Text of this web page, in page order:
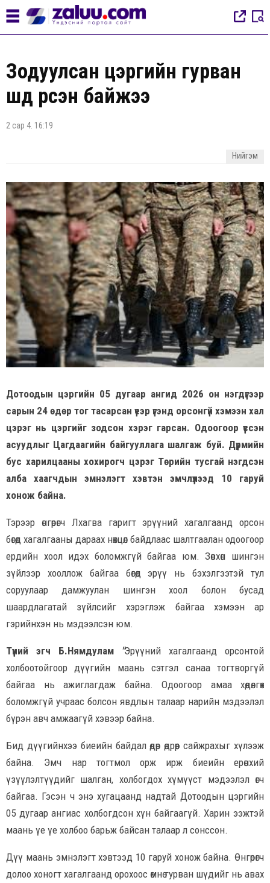
Зодуулсан цэргийн гурван
шүд үүрсэн байжээ
2 сар 4. 16:19
Нийгэм
Дотоодын цэргийн 05 дугаар ангид 2026 он нэгдүгээр
сарын 24 өдөр тог тасарсан үеэр үгэнд орсонгүй хэмээн хал
цэрэг нь цэргийг зодсон хэрэг гарсан. Одоогоор үүссэн
асуудлыг Цагдаагийн байгууллага шалгаж буй. Дүрмийн
бус харилцааны хохирогч цэрэг Төрийн тусгай нэгдсэн
алба хаагчдын эмнэлэгт хэвтэн эмчлүүлээд 10 гаруй
хонож байна.
Тэрээр өнгөрөгч Лхагва гаригт эрүүний хагалгаанд орсон
бөгөөд хагалгааны дараах нөхцөл байдлаас шалтгаалан одоогоор
ердийн хоол идэх боломжгүй байгаа юм. Зөвхөн шингэн
зүйлээр хооллож байгаа бөгөөд эрүү нь бэхэлгээтэй тул
соруулаар дамжуулан шингэн хоол болон бусад
шаардлагатай зүйлсийг хэрэглэж байгаа хэмээн ар
гэрийнхэн нь мэдээлсэн юм.
Түүний эгч Б.Нямдулам"Эрүүний хагалгаанд орсонтой
холбоотойгоор дүүгийн маань сэтгэл санаа тогтворгүй
байгаа нь ажиглагдаж байна. Одоогоор амаа хөдөлгөх
боломжгүй учраас болсон явдлын талаар нарийн мэдээлэл
бүрэн авч амжаагүй хэвээр байна.
Бид дүүгийнхээ биеийн байдал өдөр өдрөөр сайжрахыг хүлээж
байна. Эмч нар тогтмол орж ирж биеийн ерөнхий
үзүүлэлтүүдийг шалган, холбогдох хүмүүст мэдээлэл өгч
байгаа. Гэсэн ч энэ хугацаанд надтай Дотоодын цэргийн
05 дугаар ангиас холбогдсон хүн байгаагүй. Харин ээжтэй
маань үе үе холбоо барьж байсан талаар л сонссон.
Дүү маань эмнэлэгт хэвтээд 10 гаруй хонож байна. Өнгөрөгч
долоо хоногт хагалгаанд орохоос өмнө гурван шүдийг нь авах